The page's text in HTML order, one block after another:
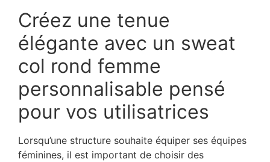
Créez une tenue
élégante avec un sweat
col rond femme
personnalisable pensé
pour vos utilisatrices
Lorsqu’une structure souhaite équiper ses équipes
féminines, il est important de choisir des